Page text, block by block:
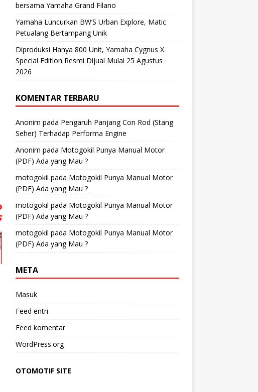
bersama Yamaha Grand Filano
Yamaha Luncurkan BW’S Urban Explore, Matic
Petualang Bertampang Unik
Diproduksi Hanya 800 Unit, Yamaha Cygnus X
Special Edition Resmi Dijual Mulai 25 Agustus
2026
KOMENTAR TERBARU
Anonim pada Pengaruh Panjang Con Rod (Stang
Seher) Terhadap Performa Engine
Anonim pada Motogokil Punya Manual Motor
(PDF) Ada yang Mau ?
motogokil pada Motogokil Punya Manual Motor
(PDF) Ada yang Mau ?
motogokil pada Motogokil Punya Manual Motor
(PDF) Ada yang Mau ?
motogokil pada Motogokil Punya Manual Motor
(PDF) Ada yang Mau ?
META
Masuk
Feed entri
Feed komentar
WordPress.org
OTOMOTIF SITE